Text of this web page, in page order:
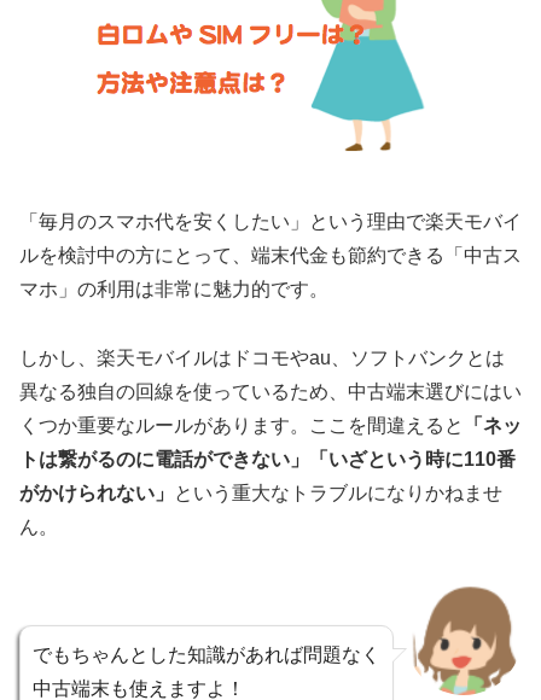
「毎月のスマホ代を安くしたい」という理由で楽天モバイ
ルを検討中の方にとって、端末代金も節約できる「中古ス
マホ」の利用は非常に魅力的です。
しかし、楽天モバイルはドコモやau、ソフトバンクとは
異なる独自の回線を使っているため、中古端末選びにはい
くつか重要なルールがあります。ここを間違えると
「ネッ
トは繋がるのに電話ができない」「いざという時に110番
がかけられない」
という重大なトラブルになりかねませ
ん。
でもちゃんとした知識があれば問題なく
中古端末も使えますよ！